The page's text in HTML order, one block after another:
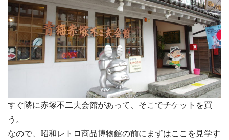
すぐ隣に赤塚不二夫会館があって、そこでチケットを買
う。
なので、昭和レトロ商品博物館の前にまずはここを見学す